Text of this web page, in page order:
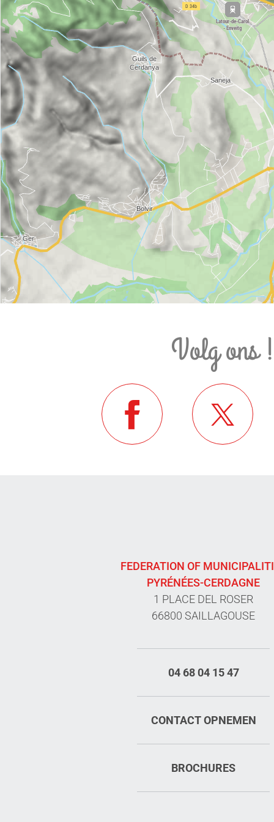
Volg ons !
FEDERATION OF
PYRÉNÉES-CERDAGNE
1 PLACE DEL ROSER
66800 SAILLAGOUSE
04 68 04 15 47
CONTACT OPNEMEN
BROCHURES